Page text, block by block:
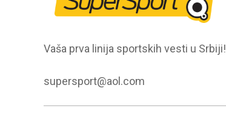
Vaša prva linija sportskih vesti u Srbiji!
supersport@aol.com